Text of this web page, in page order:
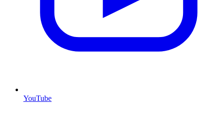
YouTube